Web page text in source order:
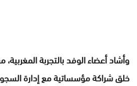
وأشاد أعضاء الوفد بالتجربة
خلق شراكة مؤسساتية مع إدارة